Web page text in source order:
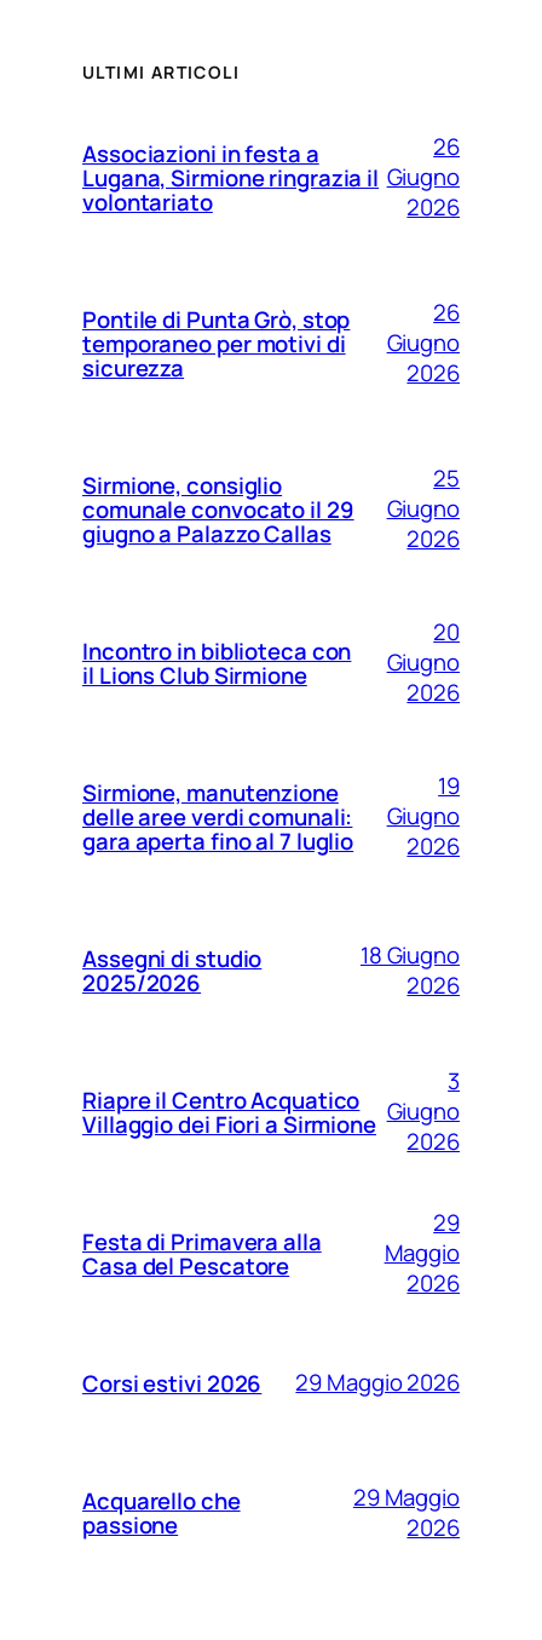
ULTIMI ARTICOLI
Associazioni in festa a
Lugana, Sirmione ringrazia il
volontariato
26
Giugno
2026
Pontile di Punta Grò, stop
temporaneo per motivi di
sicurezza
26
Giugno
2026
Sirmione, consiglio
comunale convocato il 29
giugno a Palazzo Callas
25
Giugno
2026
Incontro in biblioteca con
il Lions Club Sirmione
20
Giugno
2026
Sirmione, manutenzione
delle aree verdi comunali:
gara aperta fino al 7 luglio
19
Giugno
2026
Assegni di studio
2025/2026
18 Giugno
2026
Riapre il Centro Acquatico
Villaggio dei Fiori a Sirmione
3
Giugno
2026
Festa di Primavera alla
Casa del Pescatore
29
Maggio
2026
Corsi estivi 2026 29 Maggio 2026
Acquarello che
passione
29 Maggio
2026